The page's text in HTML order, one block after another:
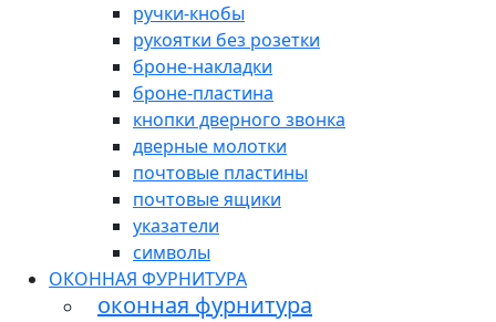
ручки-кнобы
рукоятки без розетки
броне-накладки
броне-пластина
кнопки дверного звонка
дверные молотки
почтовые пластины
почтовые ящики
указатели
символы
ОКОННАЯ ФУРНИТУРА
оконная фурнитура